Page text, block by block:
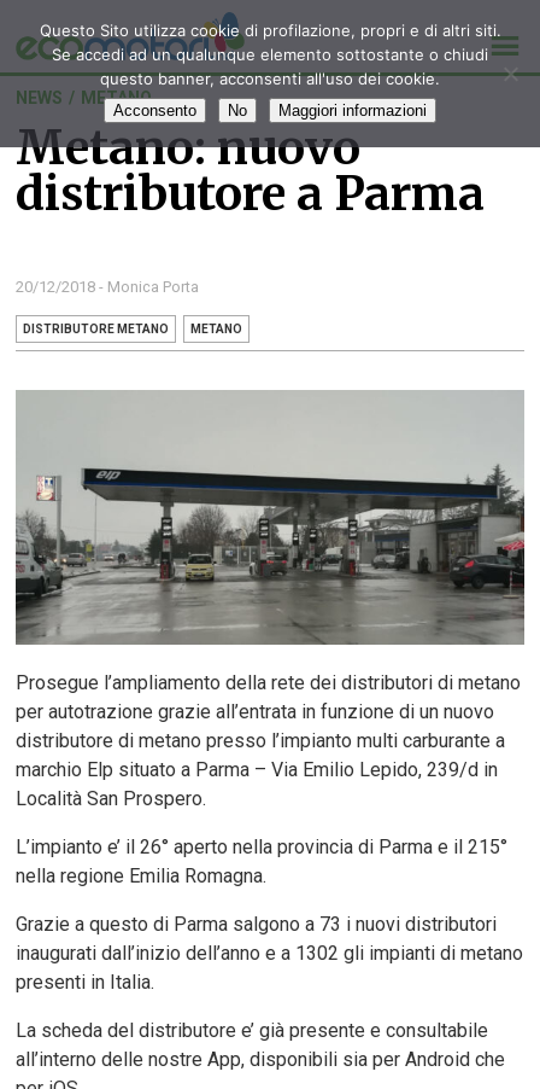
NEWS / METANO
Metano: nuovo
distributore a Parma
20/12/2018 - Monica Porta
DISTRIBUTORE METANO METANO
Prosegue l’ampliamento della rete dei distributori di metano
per autotrazione grazie all’entrata in funzione di un nuovo
distributore di metano presso l’impianto multi carburante a
marchio Elp situato a Parma – Via Emilio Lepido, 239/d in
Località San Prospero.
L’impianto e’ il 26° aperto nella provincia di Parma e il 215°
nella regione Emilia Romagna.
Grazie a questo di Parma salgono a 73 i nuovi distributori
inaugurati dall’inizio dell’anno e a 1302 gli impianti di metano
presenti in Italia.
La scheda del distributore e’ già presente e consultabile
all’interno delle nostre App, disponibili sia per Android che
Questo Sito utilizza cookie di profilazione, propri e di altri siti.
Se accedi ad un qualunque elemento sottostante o chiudi
questo banner, acconsenti all'uso dei cookie.
Acconsento No Maggiori informazioni